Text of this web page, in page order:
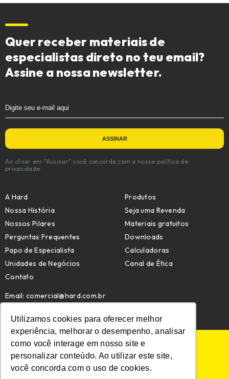
Utilizamos cookies para oferecer melhor
experiência, melhorar o desempenho, analisar
como você interage em nosso site e
personalizar conteúdo. Ao utilizar este site,
você concorda com o uso de cookies.
Quer receber materiais de
especialistas direto no teu email?
Assine a nossa newsletter.
Ao clicar em "Assinar" você concorda com a nossa política de
privacidade.
A Hard
Nossa História
Nossos Pilares
Perguntas Frequentes
Papo de Especialista
Unidades de Negócios
Contato
Produtos
Seja uma Revenda
Materiais gratuitos
Downloads
Calculadoras
Canal de Ética
Email: comercial@hard.com.br
Telefone: (47) 4009-7209
POLÍTICA DE PRIVACIDADE
POLÍTICA DE COOKIES
MAPA DO SITE